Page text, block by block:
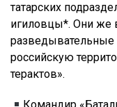
татарских
игиловцы*. Они же
российскую
терактов».